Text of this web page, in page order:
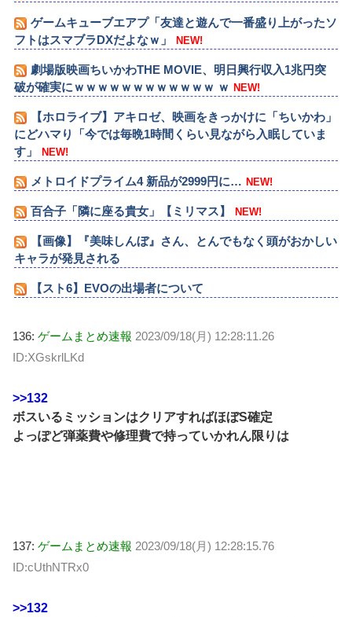
ゲームキューブエアプ「友達と遊んで一番盛り上がったソ
フトはスマブラDXだよなｗ」
NEW!
劇場版映画ちいかわTHE MOVIE、明日興行収入1兆円突
破が確実にｗｗｗｗｗｗｗｗｗｗｗｗ ｗ NEW!
【ホロライブ】アキロゼ、映画をきっかけに「ちいかわ」
にどハマり「今では毎晩1時間くらい見ながら入眠していま
す」
NEW!
メトロイドプライム4 新品が2999円に… NEW!
百合子「隣に座る貴女」【ミリマス】 NEW!
【画像】『美味しんぼ』さん、とんでもなく頭がおかしい
キャラが発見される
【スト6】EVOの出場者について
136: ゲームまとめ速報 2023/09/18(月) 12:28:11.26
ID:XGskrlLKd
>>132
ボスいるミッションはクリアすればほぼS確定
よっぽど弾薬費や修理費で持っていかれん限りは
137: ゲームまとめ速報 2023/09/18(月) 12:28:15.76
ID:cUthNTRx0
>>132